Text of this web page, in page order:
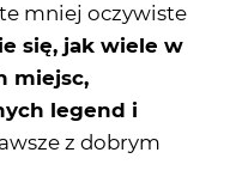
mniej oczywiste
się, jak wiele w
miejsc,
legend i
z dobrym